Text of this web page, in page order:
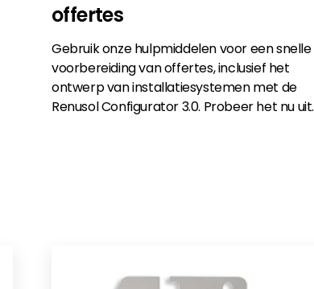
offertes
Gebruik onze hulpmiddelen voor een snelle
voorbereiding van offertes, inclusief het
ontwerp van installatiesystemen met de
Renusol Configurator 3.0. Probeer het nu uit.